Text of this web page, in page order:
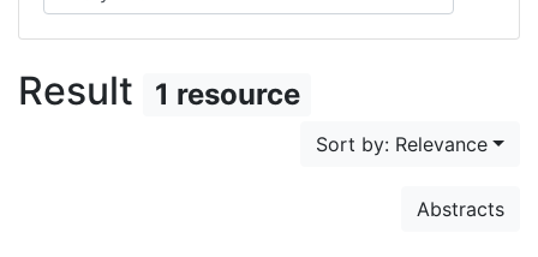
Result 1 resource
Sort by: Relevance
Abstracts